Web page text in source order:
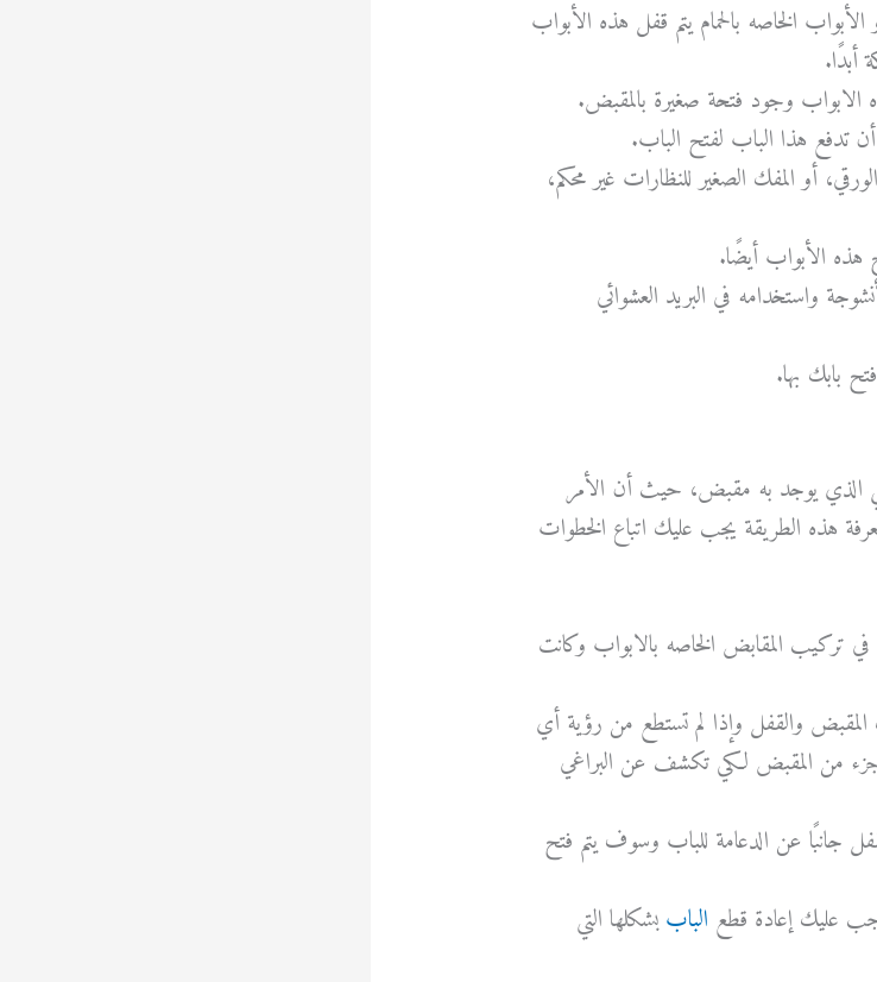
الخاصه بالحمام يتم قفل هذه الأبواب
أبدًا.
وجود فتحة صغيرة بالمقبض.
تدفع هذا الباب لفتح الباب.
أو المفك الصغير للنظارات غير محكم،
هذه الأبواب أيضًا.
واستخدامه في البريد العشوائي
بابك بها.
الذي يوجد به مقبض، حيث أن الأمر
هذه الطريقة يجب عليك اتباع الخطوات
في تركيب المقابض الخاصه بالابواب وكانت
والقفل وإذا لم تستطع من رؤية أي
جزء من المقبض لكي تكشف عن البراغي
جانبًا عن الدعامة للباب وسوف يتم فتح
عليك إعادة قطع الباببشكلها التي